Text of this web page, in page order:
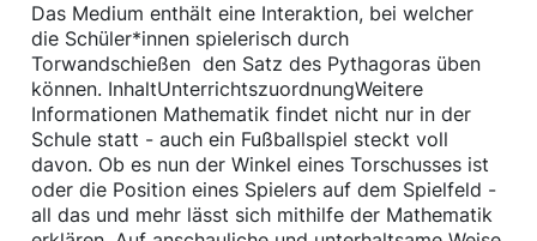
Das Medium enthält eine Interaktion, bei welcher
die Schüler*innen spielerisch durch
Torwandschießen den Satz des Pythagoras üben
können. InhaltUnterrichtszuordnungWeitere
Informationen Mathematik findet nicht nur in der
Schule statt - auch ein Fußballspiel steckt voll
davon. Ob es nun der Winkel eines Torschusses ist
oder die Position eines Spielers auf dem Spielfeld -
all das und mehr lässt sich mithilfe der Mathematik